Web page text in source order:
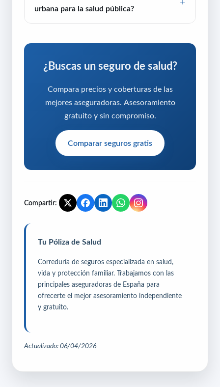
urbana para la salud pública?
¿Buscas un seguro de salud?
Compara precios y coberturas de las
mejores aseguradoras. Asesoramiento
gratuito y sin compromiso.
Comparar seguros gratis
Compartir:
Tu Póliza de Salud
Correduría de seguros especializada en salud,
vida y protección familiar. Trabajamos con las
principales aseguradoras de España para
ofrecerte el mejor asesoramiento independiente
y gratuito.
Actualizado: 06/04/2026